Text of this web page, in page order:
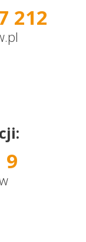
9
212